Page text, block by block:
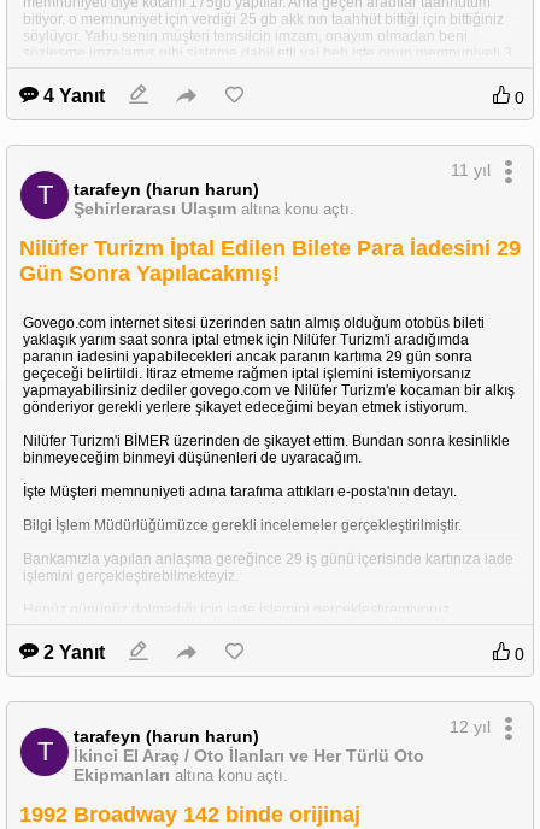
bitiyor. o memnuniyet için verdiği 25 gb akk nın taahhüt bittiği için bittiğiniz
söylüyor. Yahu senin müşteri temsilcin imzam, onayım olmadan beni
ay mı? Neyse zaten telefondaki internet yetiyor. Galiba uzun bir aradan
sonra evimde internetsiz bir döneme gireceğim.
Sabırla akuduğunuz için teşekkürler.
4 Yanıt 0
T
tarafeyn (harun harun)
Şehirlerarası Ulaşım altına konu açtı.
11 yıl
Nilüfer Turizm İptal Edilen Bilete Para İadesini 29
Gün Sonra Yapılacakmış!
Govego.com internet sitesi üzerinden satın almış olduğum otobüs bileti
yaklaşık yarım saat sonra iptal etmek için Nilüfer Turizm'i aradığımda
paranın iadesini yapabilecekleri ancak paranın kartıma 29 gün sonra
geçeceği belirtildi. İtiraz etmeme rağmen iptal işlemini istemiyorsanız
yapmayabilirsiniz dediler govego.com ve Nilüfer Turizm'e kocaman bir alkış
gönderiyor gerekli yerlere şikayet edeceğimi beyan etmek istiyorum.
Nilüfer Turizm'i BİMER üzerinden de şikayet ettim. Bundan sonra kesinlikle
binmeyeceğim binmeyi düşünenleri de uyaracağım.
İşte Müşteri memnuniyeti adına tarafıma attıkları e-posta'nın detayı.
Bilgi İşlem Müdürlüğümüzce gerekli incelemeler gerçekleştirilmiştir.
Bankamızla yapılan anlaşma gereğince 29 iş günü içerisinde kartınıza iade
işlemini gerçekleştirebilmekteyiz.
Bilginize sunarız.
Bankalarıyla bir anlaşma yapmışlar. Bankaları ya da kendileri bu parayı tam
Ayrıca kendi sitelerindehttp://www.niluferturizm.com.tr/2011/sss.htm
Sorulan Sorular bölümünde iade için 29 gün sonra iade edileceği hiçbir
yerde yazmamakta.
2 Yanıt 0
T
tarafeyn (harun harun)
İkinci El Araç / Oto İlanları ve Her Türlü Oto
Ekipmanları altına konu açtı.
12 yıl
1992 Broadway 142 binde orijinaj